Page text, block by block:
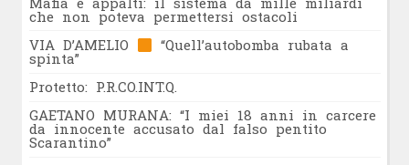
che non poteva permettersi ostacoli
VIA D’AMELIO
“Quell’autobomba rubata a
spinta”
Protetto: P.R.CO.INT.Q.
GAETANO MURANA: “I miei 18 anni in carcere
da innocente accusato dal falso pentito
Scarantino”